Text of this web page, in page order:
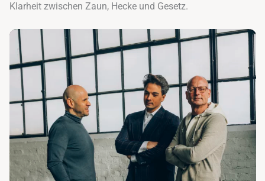
Klarheit zwischen Zaun, Hecke und Gesetz.